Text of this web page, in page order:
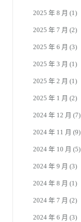
2025 年 8 月 (1)
2025 年 7 月 (2)
2025 年 6 月 (3)
2025 年 3 月 (1)
2025 年 2 月 (1)
2025 年 1 月 (2)
2024 年 12 月 (7)
2024 年 11 月 (9)
2024 年 10 月 (5)
2024 年 9 月 (3)
2024 年 8 月 (1)
2024 年 7 月 (2)
2024 年 6 月 (3)